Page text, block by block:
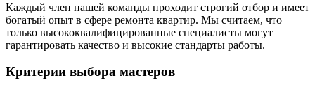
Каждый член нашей команды проходит строгий отбор и имеет
богатый опыт в сфере ремонта квартир. Мы считаем, что
только высококвалифицированные специалисты могут
гарантировать качество и высокие стандарты работы.
Критерии выбора мастеров